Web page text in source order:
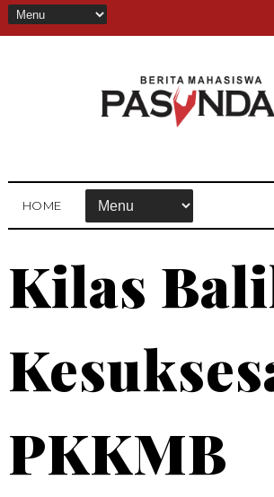
HOME
Kilas
PKKMB